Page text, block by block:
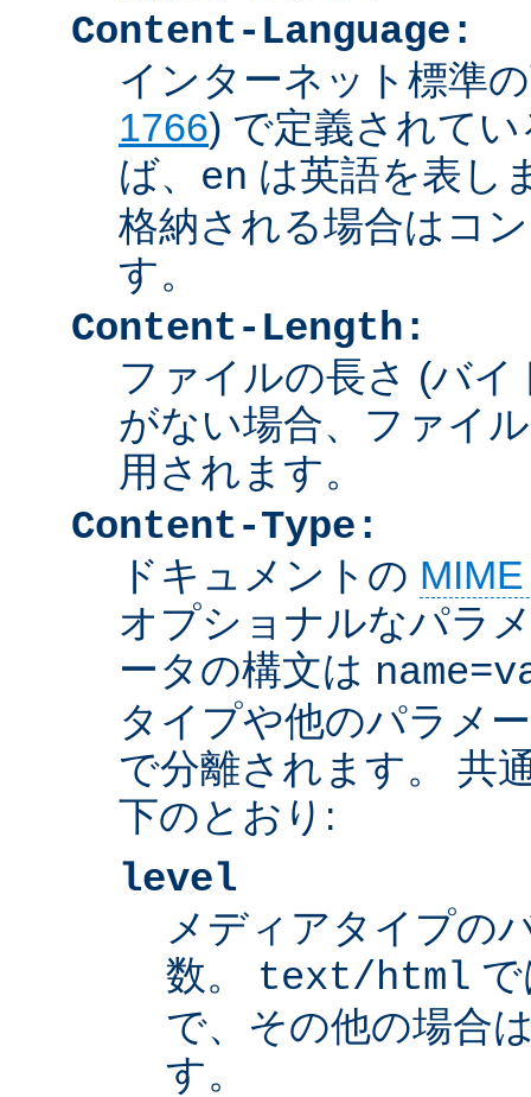
Content-Language:
インターネット標準
1766) で定義されて
ば、 en は英語を表し
格納される場合はコ
す。
Content-Length:
ファイルの長さ (バ
がない場合、ファイ
用されます。
Content-Type:
ドキュメントの
オプショナルなパラ
ータの構文は
タイプや他のパラメ
で分離されます。 共
下のとおり:
level
メディアタイプの
数。 text/html
で、その他の場合
す。